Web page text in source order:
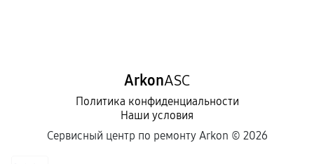
ArkonASC
Политика конфиденциальности
Наши условия
Сервисный центр по ремонту Arkon © 2026